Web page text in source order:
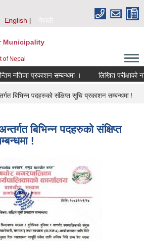
English
नेपाली
Municipality
of Nepal
नतिजा प्रकाशन सम्बन्धमा । लिखित परीक्षाको
बिभिन्न पदहरुको संक्षिप्त सूचि प्रकाशन सम्बन्धमा !
बिभिन्न पदहरुको संक्षिप्त
!